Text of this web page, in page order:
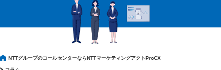
NTTグループのコールセンターならNTTマーケティングアクトProCX